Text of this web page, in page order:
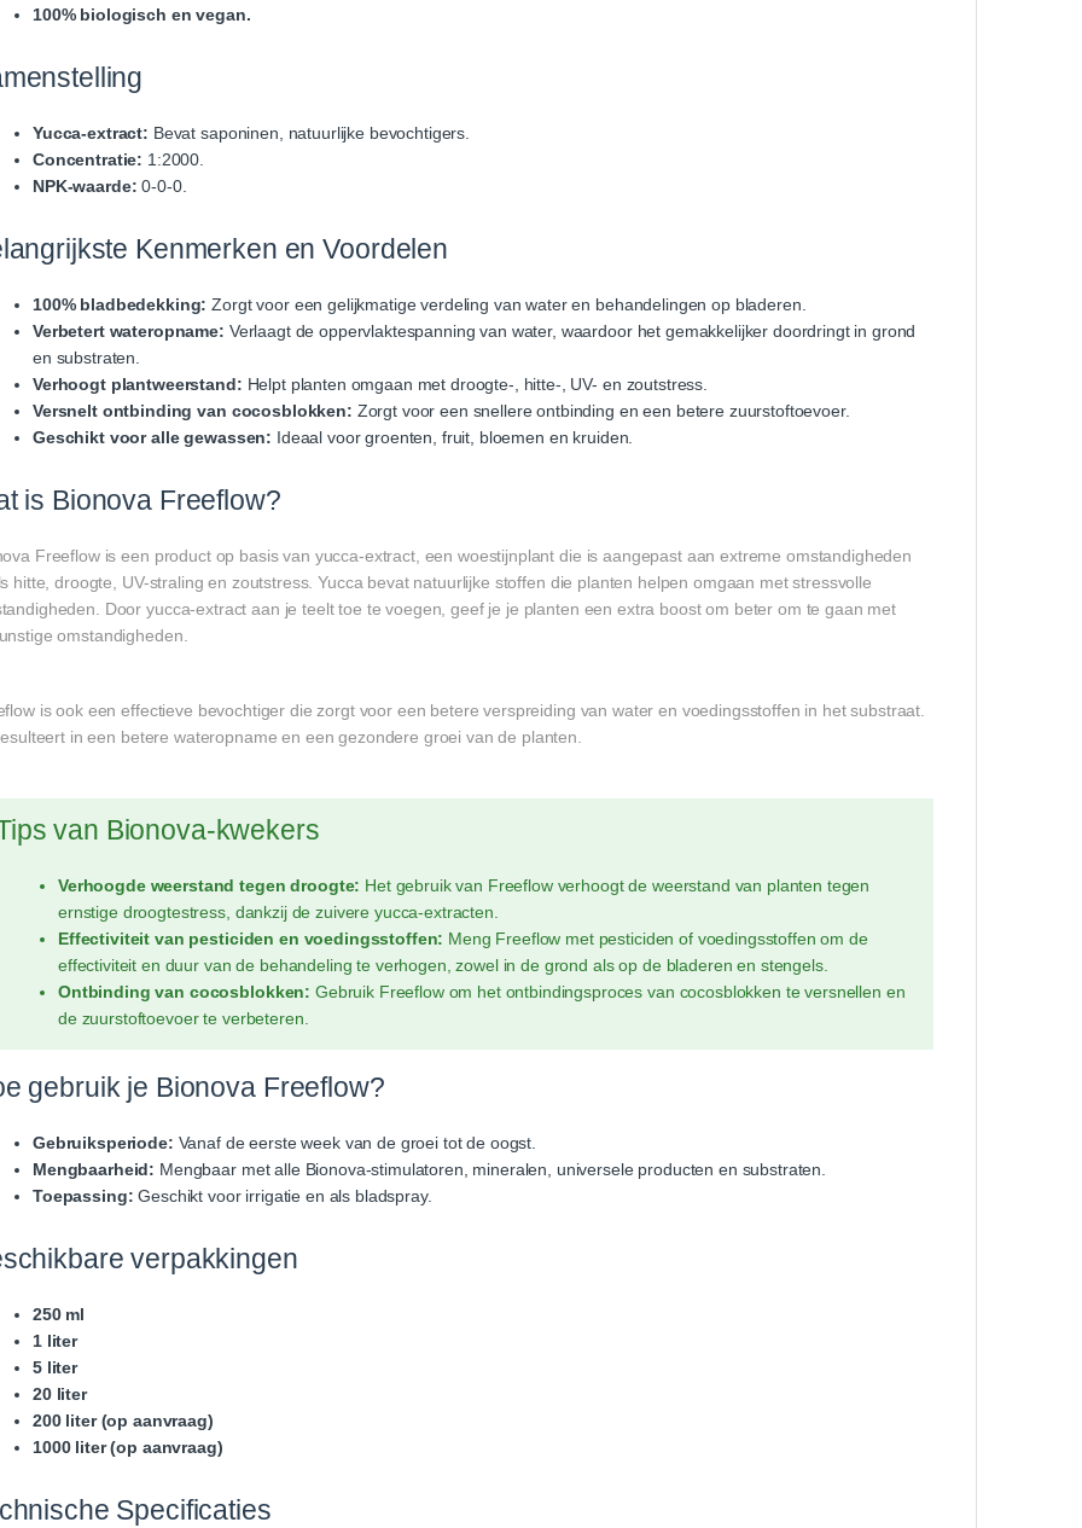
100% biologisch en vegan.
Yucca-extract: Bevat saponinen, natuurlijke bevochtigers.
Concentratie: 1:2000.
NPK-waarde: 0-0-0.
Kenmerken en Voordelen
100% bladbedekking: Zorgt voor een gelijkmatige verdeling van water en behandelingen op bladeren.
Verbetert wateropname: Verlaagt de oppervlaktespanning van water, waardoor het gemakkelijker doordringt in grond
en substraten.
Verhoogt plantweerstand: Helpt planten omgaan met droogte-, hitte-, UV- en zoutstress.
Versnelt ontbinding van cocosblokken: Zorgt voor een snellere ontbinding en een betere zuurstoftoevoer.
Geschikt voor alle gewassen: Ideaal voor groenten, fruit, bloemen en kruiden.
is Bionova Freeflow?
Freeflow is een product op basis van yucca-extract, een woestijnplant die is aangepast aan extreme omstandigheden
hitte, droogte, UV-straling en zoutstress. Yucca bevat natuurlijke stoffen die planten helpen omgaan met stressvolle
Door yucca-extract aan je teelt toe te voegen, geef je je planten een extra boost om beter om te gaan met
omstandigheden.
is ook een effectieve bevochtiger die zorgt voor een betere verspreiding van water en voedingsstoffen in het substraat.
in een betere wateropname en een gezondere groei van de planten.
van Bionova-kwekers
Verhoogde weerstand tegen droogte: Het gebruik van Freeflow verhoogt de weerstand van planten tegen
ernstige droogtestress, dankzij de zuivere yucca-extracten.
Effectiviteit van pesticiden en voedingsstoffen: Meng Freeflow met pesticiden of voedingsstoffen om de
effectiviteit en duur van de behandeling te verhogen, zowel in de grond als op de bladeren en stengels.
Ontbinding van cocosblokken: Gebruik Freeflow om het ontbindingsproces van cocosblokken te versnellen en
de zuurstoftoevoer te verbeteren.
gebruik je Bionova Freeflow?
Gebruiksperiode: Vanaf de eerste week van de groei tot de oogst.
Mengbaarheid: Mengbaar met alle Bionova-stimulatoren, mineralen, universele producten en substraten.
Toepassing: Geschikt voor irrigatie en als bladspray.
verpakkingen
250 ml
1 liter
5 liter
20 liter
200 liter (op aanvraag)
1000 liter (op aanvraag)
Specificaties